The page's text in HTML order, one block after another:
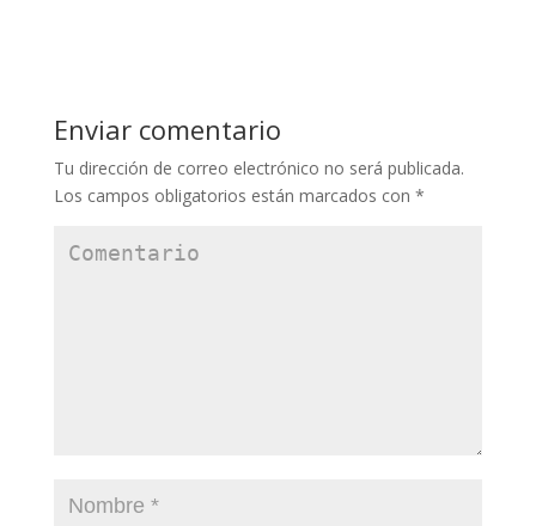
Enviar comentario
Tu dirección de correo electrónico no será publicada.
Los campos obligatorios están marcados con *